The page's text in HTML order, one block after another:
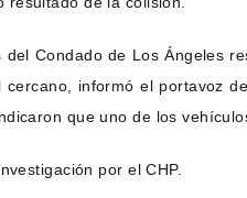
Condado de Los Ángeles
informó el portavoz
que uno de los
por el CHP.